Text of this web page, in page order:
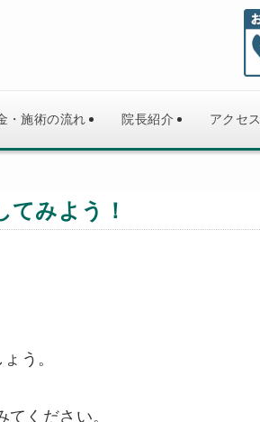
・施術の流れ 院長紹介 アクセス
てみよう！
う。
ください。